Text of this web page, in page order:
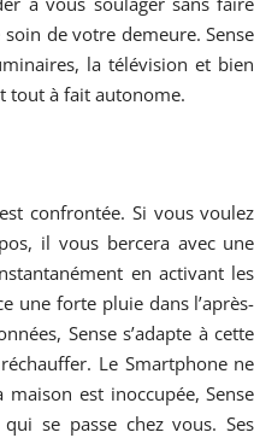
de votre demeure. Sense
la télévision et bien
tout à fait autonome.
confrontée. Si vous voulez
il vous bercera avec une
en activant les
une forte pluie dans l’après-
Sense s’adapte à cette
Le Smartphone ne
est inoccupée, Sense
se passe chez vous. Ses